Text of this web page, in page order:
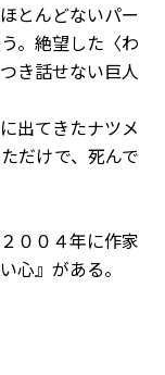
とんどないパー
。絶望した〈わ
き話せない巨人
出てきたナツメ
だけで、死んで
００４年に作家
心』がある。